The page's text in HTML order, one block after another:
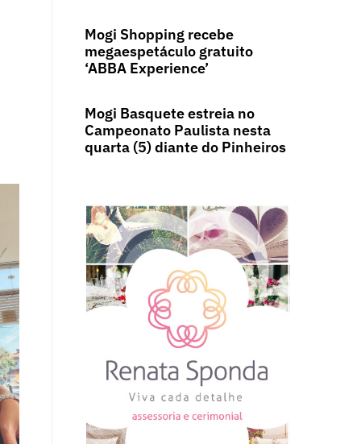
Mogi Shopping recebe
megaespetáculo gratuito
‘ABBA Experience’
Mogi Basquete estreia no
Campeonato Paulista nesta
quarta (5) diante do Pinheiros